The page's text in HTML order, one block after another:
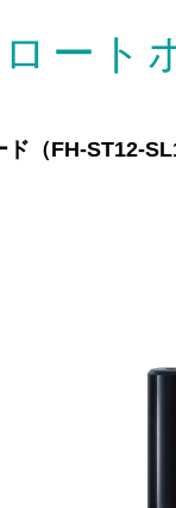
ート
（FH-ST12-